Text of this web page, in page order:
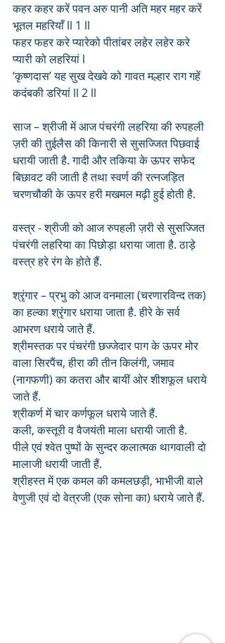
कहर कहर करें पवन अरु पानी अति महर महर करें
भूतल महरियाँ ll 1 ll
फहर फहर करे प्यारेको पीतांबर लहेर लहेर करे
प्यारी को लहरियां l
‘कृष्णदास’ यह सुख देखवे को गावत मल्हार राग गहें
कदंबकी डरियां ll 2 ll
साज – श्रीजी में आज पंचरंगी लहरिया की रुपहली
ज़री की तुईलैस की किनारी से सुसज्जित पिछवाई
धरायी जाती है. गादी और तकिया के ऊपर सफेद
बिछावट की जाती है तथा स्वर्ण की रत्नजड़ित
चरणचौकी के ऊपर हरी मखमल मढ़ी हुई होती है.
वस्त्र - श्रीजी को आज रुपहली ज़री से सुसज्जित
पंचरंगी लहरिया का पिछोड़ा धराया जाता है. ठाड़े
वस्त्र हरे रंग के होते हैं.
श्रृंगार – प्रभु को आज वनमाला (चरणारविन्द तक)
का हल्का श्रृंगार धराया जाता है. हीरे के सर्व
आभरण धराये जाते हैं.
श्रीमस्तक पर पंचरंगी छज्जेदार पाग के ऊपर मोर
वाला सिरपैंच, हीरा की तीन किलंगी, जमाव
(नागफणी) का कतरा और बायीं ओर शीशफूल धराये
जाते हैं.
श्रीकर्ण में चार कर्णफूल धराये जाते हैं.
कली, कस्तूरी व वैजयंती माला धरायी जाती है.
पीले एवं श्वेत पुष्पों के सुन्दर कलात्मक थागवाली दो
मालाजी धरायी जाती हैं.
श्रीहस्त में एक कमल की कमलछड़ी, भाभीजी वाले
वेणुजी एवं दो वेत्रजी (एक सोना का) धराये जाते हैं.